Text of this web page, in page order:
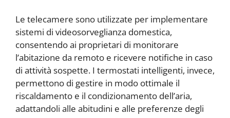
Le telecamere sono utilizzate per implementare
sistemi di videosorveglianza domestica,
consentendo ai proprietari di monitorare
l’abitazione da remoto e ricevere notifiche in caso
di attività sospette. I termostati intelligenti, invece,
permettono di gestire in modo ottimale il
riscaldamento e il condizionamento dell’aria,
adattandoli alle abitudini e alle preferenze degli